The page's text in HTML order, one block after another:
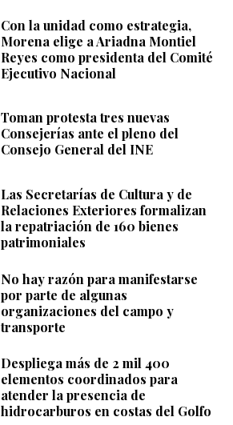
Con la unidad como estrategia,
Morena elige a Ariadna Montiel
Reyes como presidenta del Comité
Ejecutivo Nacional
Toman protesta tres nuevas
Consejerías ante el pleno del
Consejo General del INE
Las Secretarías de Cultura y de
Relaciones Exteriores formalizan
la repatriación de 160 bienes
patrimoniales
No hay razón para manifestarse
por parte de algunas
organizaciones del campo y
transporte
Despliega más de 2 mil 400
elementos coordinados para
atender la presencia de
hidrocarburos en costas del Golfo